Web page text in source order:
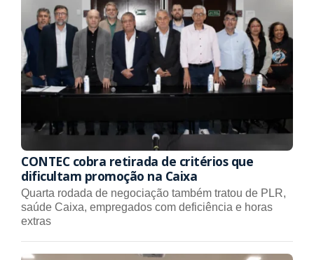
CONTEC cobra retirada de critérios que
dificultam promoção na Caixa
Quarta rodada de negociação também tratou de PLR,
saúde Caixa, empregados com deficiência e horas
extras